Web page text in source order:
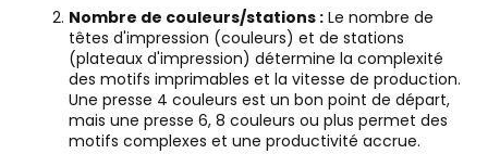
Nombre de couleurs/stations :Le nombre de
têtes d'impression (couleurs) et de stations
(plateaux d'impression) détermine la complexité
des motifs imprimables et la vitesse de production.
Une presse 4 couleurs est un bon point de départ,
mais une presse 6, 8 couleurs ou plus permet des
motifs complexes et une productivité accrue.